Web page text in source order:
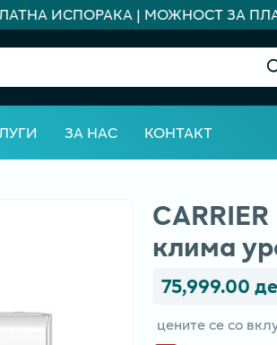
ИСПОРАКА | МОЖНОСТ ЗА
ЗА НАС КОНТАКТ
клима
75,999.00
цените се со